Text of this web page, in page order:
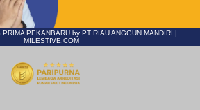
PEKANBARU by PT RIAU ANGGUN MANDIRI |
MILESTIVE.COM